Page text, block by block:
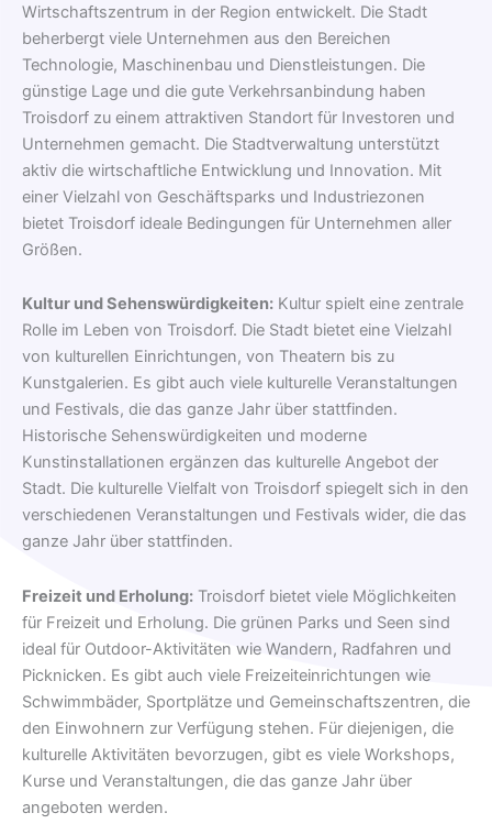
Wirtschaftszentrum in der Region entwickelt. Die Stadt
beherbergt viele Unternehmen aus den Bereichen
Technologie, Maschinenbau und Dienstleistungen. Die
günstige Lage und die gute Verkehrsanbindung haben
Troisdorf zu einem attraktiven Standort für Investoren und
Unternehmen gemacht. Die Stadtverwaltung unterstützt
aktiv die wirtschaftliche Entwicklung und Innovation. Mit
einer Vielzahl von Geschäftsparks und Industriezonen
bietet Troisdorf ideale Bedingungen für Unternehmen aller
Größen.
Kultur und Sehenswürdigkeiten: Kultur spielt eine zentrale
Rolle im Leben von Troisdorf. Die Stadt bietet eine Vielzahl
von kulturellen Einrichtungen, von Theatern bis zu
Kunstgalerien. Es gibt auch viele kulturelle Veranstaltungen
und Festivals, die das ganze Jahr über stattfinden.
Historische Sehenswürdigkeiten und moderne
Kunstinstallationen ergänzen das kulturelle Angebot der
Stadt. Die kulturelle Vielfalt von Troisdorf spiegelt sich in den
verschiedenen Veranstaltungen und Festivals wider, die das
ganze Jahr über stattfinden.
Freizeit und Erholung: Troisdorf bietet viele Möglichkeiten
für Freizeit und Erholung. Die grünen Parks und Seen sind
ideal für Outdoor-Aktivitäten wie Wandern, Radfahren und
Picknicken. Es gibt auch viele Freizeiteinrichtungen wie
Schwimmbäder, Sportplätze und Gemeinschaftszentren, die
den Einwohnern zur Verfügung stehen. Für diejenigen, die
kulturelle Aktivitäten bevorzugen, gibt es viele Workshops,
Kurse und Veranstaltungen, die das ganze Jahr über
angeboten werden.